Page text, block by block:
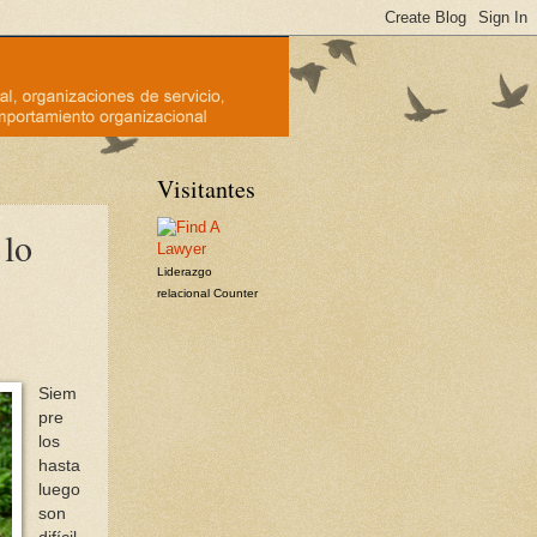
Siem
pre
los
hasta
luego
son
Visitantes
Liderazgo
relacional Counter